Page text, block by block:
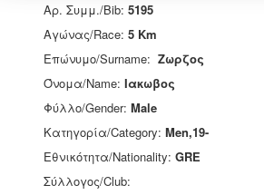
Αρ. Συμμ./Bib: 5195
Αγώνας/Race: 5 Km
Επώνυμο/Surname: Ζωρζος
Όνομα/Name: Ιακωβος
Φύλλο/Gender: Male
Κατηγορία/Category: Men,19-
Εθνικότητα/Nationality: GRE
Σύλλογος/Club: